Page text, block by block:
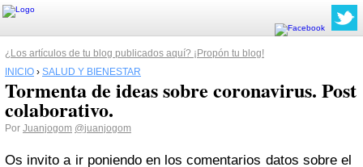
¿Los artículos de tu blog publicados aquí? ¡Propón tu blog!
INICIO › SALUD Y BIENESTAR
Tormenta de ideas sobre coronavirus. Post
colaborativo.
Por Juanjogom @juanjogom
Os invito a ir poniendo en los comentarios datos sobre el